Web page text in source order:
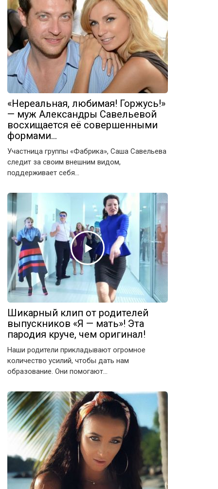
«Нереальная, любимая! Горжусь!»
— муж Александры Савельевой
восхищается её совершенными
формами…
Участница группы «Фабрика», Саша Савельева
следит за своим внешним видом,
поддерживает себя…
Шикарный клип от родителей
выпускников «Я — мать»! Эта
пародия круче, чем оригинал!
Наши родители прикладывают огромное
количество усилий, чтобы дать нам
образование. Они помогают…